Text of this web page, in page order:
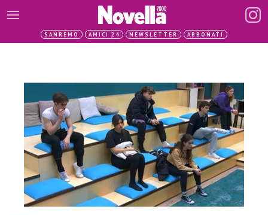
SANREMO AMICI 24 NEWSLETTER ABBONATI